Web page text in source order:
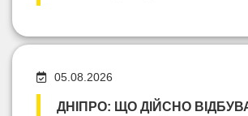
05.08.2026
ДНІПРО: ЩО ДІЙСНО